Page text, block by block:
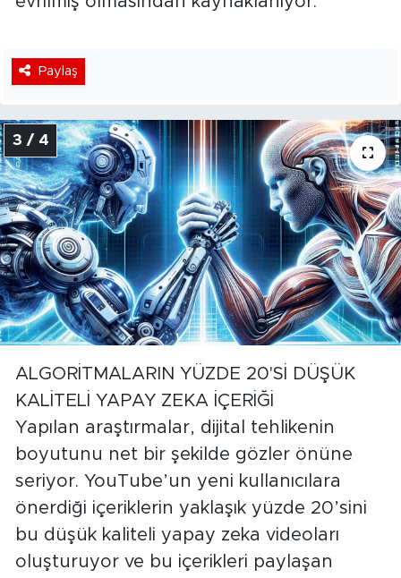
Paylaş
3 / 4
ALGORİTMALARIN YÜZDE 20'Sİ DÜŞÜK
KALİTELİ YAPAY ZEKA İÇERİĞİ
Yapılan araştırmalar, dijital tehlikenin
boyutunu net bir şekilde gözler önüne
seriyor. YouTube’un yeni kullanıcılara
önerdiği içeriklerin yaklaşık yüzde 20’sini
bu düşük kaliteli yapay zeka videoları
oluşturuyor ve bu içerikleri paylaşan